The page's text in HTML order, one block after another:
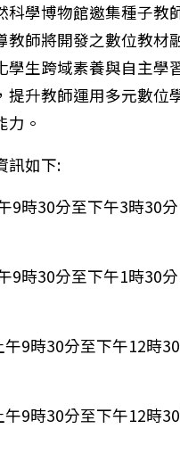
科學博物館邀集種子教
師將開發之數位教材
學生跨域素養與自主學
提升教師運用多元數位
。
訊如下:
9時30分至下午3時30
9時30分至下午1時30
9時30分至下午12時30
9時30分至下午12時30